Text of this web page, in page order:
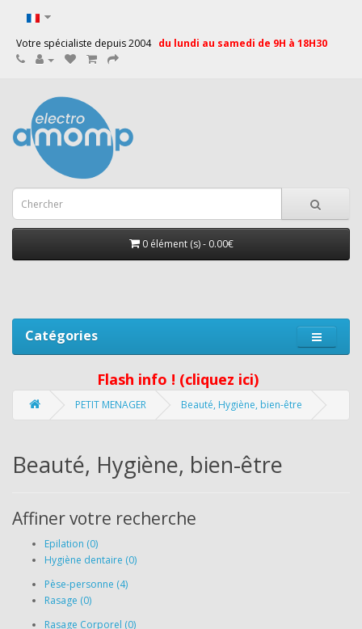
Votre spécialiste depuis 2004 du lundi au samedi de 9H à 18H30
0 élément (s) - 0.00€
Catégories
Flash info ! (cliquez ici)
PETIT MENAGER Beauté, Hygiène, bien-être
Beauté, Hygiène, bien-être
Affiner votre recherche
Epilation (0)
Hygiène dentaire (0)
Pèse-personne (4)
Rasage (0)
Rasage Corporel (0)